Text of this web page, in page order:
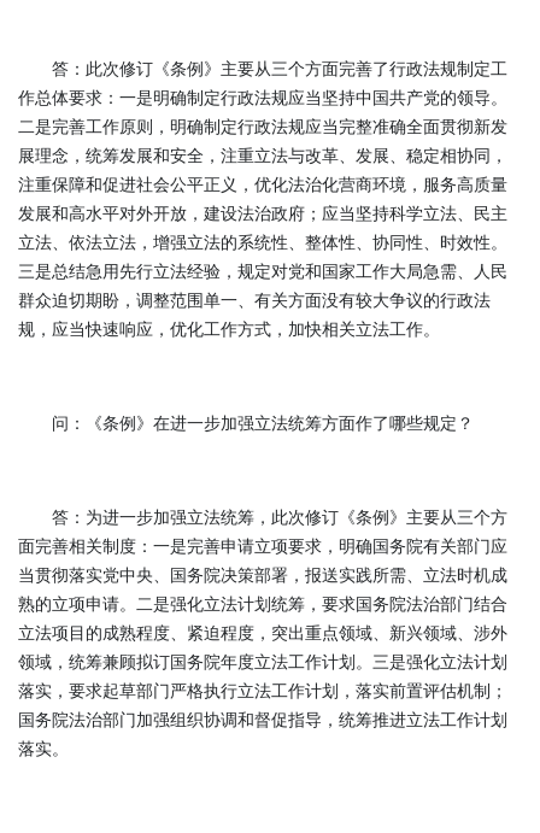
答：此次修订《条例》主要从三个方面完善了行政法规制定工
作总体要求：一是明确制定行政法规应当坚持中国共产党的领导。
二是完善工作原则，明确制定行政法规应当完整准确全面贯彻新发
展理念，统筹发展和安全，注重立法与改革、发展、稳定相协同，
注重保障和促进社会公平正义，优化法治化营商环境，服务高质量
发展和高水平对外开放，建设法治政府；应当坚持科学立法、民主
立法、依法立法，增强立法的系统性、整体性、协同性、时效性。
三是总结急用先行立法经验，规定对党和国家工作大局急需、人民
群众迫切期盼，调整范围单一、有关方面没有较大争议的行政法
规，应当快速响应，优化工作方式，加快相关立法工作。
问：《条例》在进一步加强立法统筹方面作了哪些规定？
答：为进一步加强立法统筹，此次修订《条例》主要从三个方
面完善相关制度：一是完善申请立项要求，明确国务院有关部门应
当贯彻落实党中央、国务院决策部署，报送实践所需、立法时机成
熟的立项申请。二是强化立法计划统筹，要求国务院法治部门结合
立法项目的成熟程度、紧迫程度，突出重点领域、新兴领域、涉外
领域，统筹兼顾拟订国务院年度立法工作计划。三是强化立法计划
落实，要求起草部门严格执行立法工作计划，落实前置评估机制；
国务院法治部门加强组织协调和督促指导，统筹推进立法工作计划
落实。